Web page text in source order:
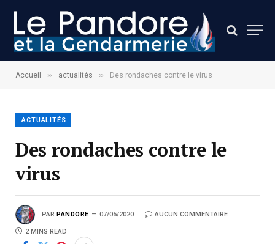
Accueil » actualités » Des rondaches contre le virus
ACTUALITÉS
Des rondaches contre le
virus
PAR PANDORE 07/05/2020 AUCUN COMMENTAIRE
2 MINS READ